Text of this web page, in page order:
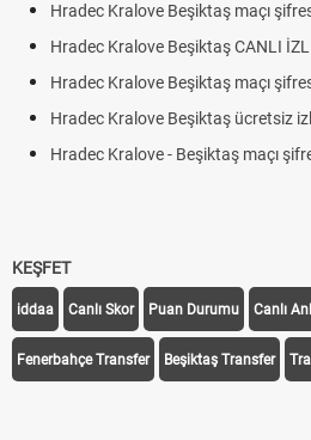
Hradec Kralove Beşiktaş maçı
Hradec Kralove Beşiktaş CANLI
Hradec Kralove Beşiktaş maçı
Hradec Kralove Beşiktaş ücretsiz
Hradec Kralove - Beşiktaş maçı
KEŞFET
iddaa Canlı Skor Puan Durumu Canlı
Fenerbahçe Transfer Beşiktaş Transfer